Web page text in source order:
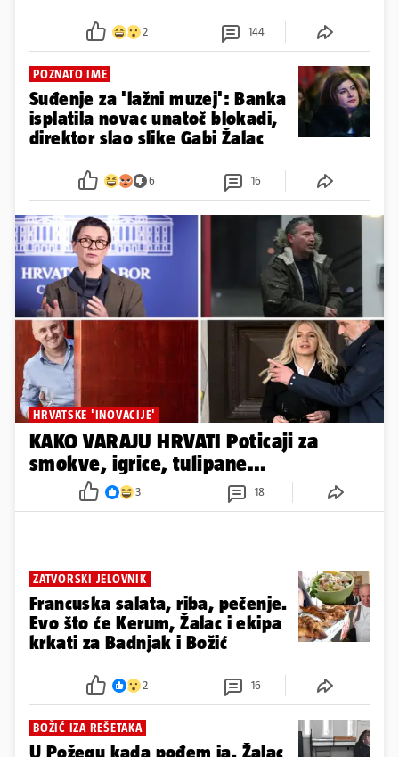
2 144
POZNATO IME
Suđenje za 'lažni muzej': Banka
isplatila novac unatoč blokadi,
direktor slao slike Gabi Žalac
6 16
HRVATSKE 'INOVACIJE'
KAKO VARAJU HRVATI Poticaji za
smokve, igrice, tulipane...
3 18
ZATVORSKI JELOVNIK
Francuska salata, riba, pečenje.
Evo što će Kerum, Žalac i ekipa
krkati za Badnjak i Božić
2 16
BOŽIĆ IZA REŠETAKA
U Požegu kada pođem ja. Žalac